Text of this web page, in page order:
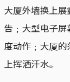
大厦外墙换上
告﹔大型电子
度动作﹔大厦
上挥洒汗水。